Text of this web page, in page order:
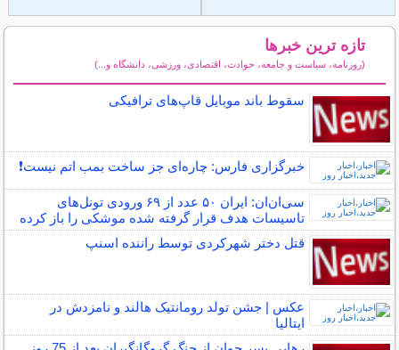
تازه ترین خبرها
(روزنامه، سیاست و جامعه، حوادث، اقتصادی، ورزشی، دانشگاه و...)
سقوط باند موبایل قاپ‌های ترافیکی
خبرگزاری فارس: چاره‌ای جز ساخت بمب اتم نیست❗️
سی‌ان‌ان: ایران ۵۰ عدد از ۶۹ ورودی تونل‌های
تاسیسات هدف قرار گرفته شده موشکی را باز کرده
قتل دختر شهرکردی توسط راننده اسنپ
عکس | جشن تولد رومانتیک هالند و نامزدش در
ایتالیا